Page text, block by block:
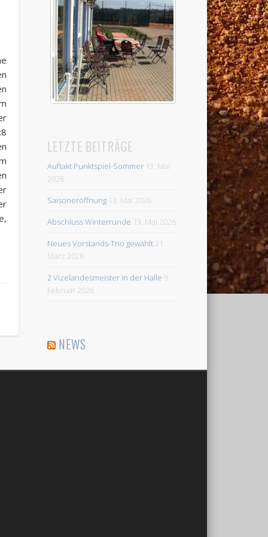
LETZTE BEITRÄGE
Auftakt Punktspiel-Sommer 13. Mai
2026
Saisoneröffnung 13. Mai 2026
Abschluss Winterrunde 13. Mai 2026
Neues Vorstands-Trio gewählt 21.
März 2026
2 Vizelandesmeister in der Halle 9.
Februar 2026
NEWS